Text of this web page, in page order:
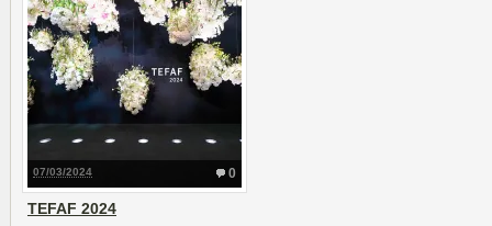
0
07/03/2024
TEFAF 2024